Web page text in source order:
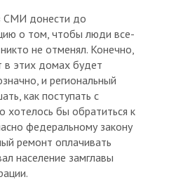
СМИ донести до
о том, чтобы люди все-
не отменял. Конечно,
в этих домах будет
и региональный
как поступать с
хотелось бы обратиться к
федеральному закону
ремонт оплачивать
население замглавы